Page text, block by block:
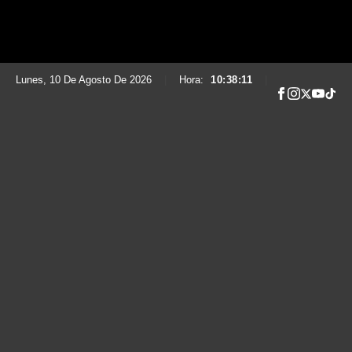
Lunes, 10 De Agosto De 2026 Hora: 10:38:12